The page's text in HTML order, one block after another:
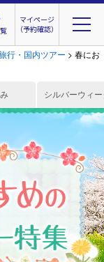
マイページ
（予約確認）
行・国内ツアー > 春にお
シルバーウィー